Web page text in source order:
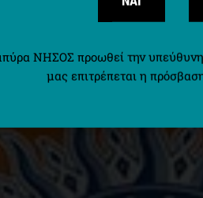
ΝΗΣΟΣ προωθεί την υπεύθυνη
μας επιτρέπεται η